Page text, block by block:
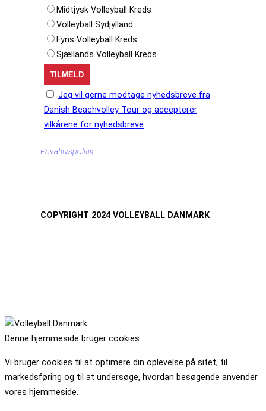
Midtjysk Volleyball Kreds
Volleyball Sydjylland
Fyns Volleyball Kreds
Sjællands Volleyball Kreds
Jeg vil gerne modtage nyhedsbreve fra
Danish Beachvolley Tour og accepterer
vilkårene for nyhedsbreve
Privatlivspolitik
COPYRIGHT 2024 VOLLEYBALL DANMARK
Denne hjemmeside bruger cookies
Vi bruger cookies til at optimere din oplevelse på sitet, til
markedsføring og til at undersøge, hvordan besøgende anvender
vores hjemmeside.